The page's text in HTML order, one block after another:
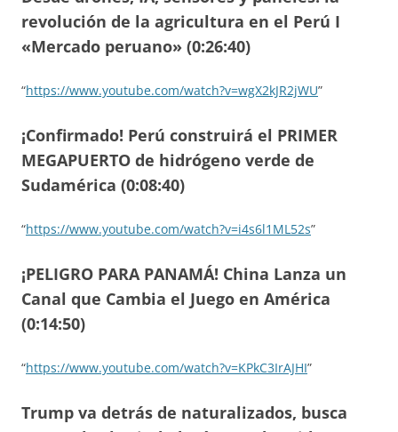
revolución de la agricultura en el Perú I
«Mercado peruano» (0:26:40)
“https://www.youtube.com/watch?v=wgX2kJR2jWU”
¡Confirmado! Perú construirá el PRIMER
MEGAPUERTO de hidrógeno verde de
Sudamérica (0:08:40)
“https://www.youtube.com/watch?v=i4s6l1ML52s”
¡PELIGRO PARA PANAMÁ! China Lanza un
Canal que Cambia el Juego en América
(0:14:50)
“https://www.youtube.com/watch?v=KPkC3IrAJHI”
Trump va detrás de naturalizados, busca